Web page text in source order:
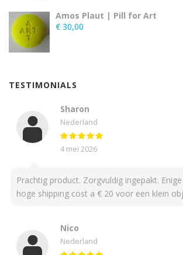
Amos Plaut | Pill for Art
€ 30,00
TESTIMONIALS
Sharon
Nederland
4 mei 2026
Prachtig product. Zorgvuldig ingepakt.
hoge shipping cost a € 20 voor een klein
Nico
Nederland